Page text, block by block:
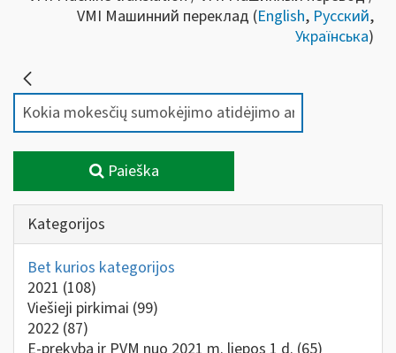
VMI Машинний переклад (English, Русский,
Українська)
Paieška
Kategorijos
Bet kurios kategorijos
2021 (108)
Viešieji pirkimai (99)
2022 (87)